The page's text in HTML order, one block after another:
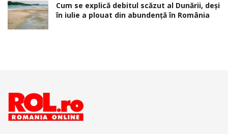
Cum se explică debitul scăzut al Dunării, deși
în iulie a plouat din abundență în România